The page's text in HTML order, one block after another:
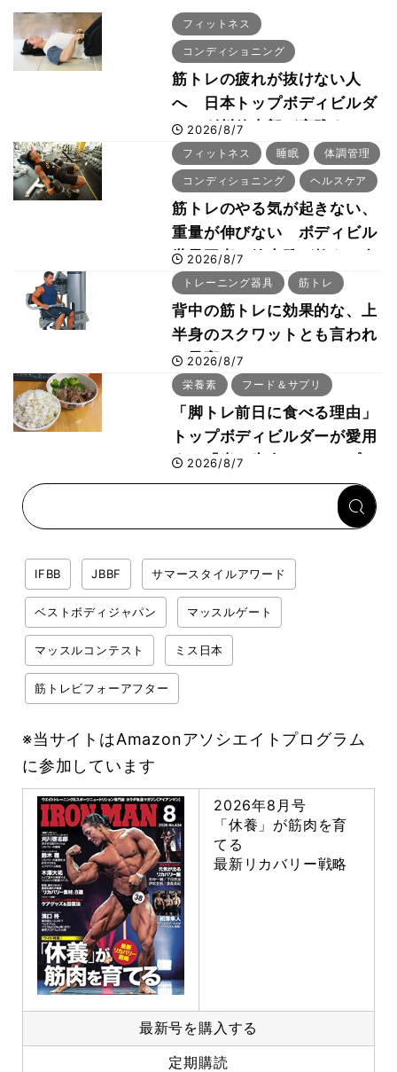
フィットネス
コンディショニング
筋トレの疲れが抜けない人
へ 日本トップボディビルダ
ー・刈川啓志郎が実践する
「回復習慣」
2026/8/7
フィットネス 睡眠 体調管理
コンディショニング ヘルスケア
筋トレのやる気が起きない、
重量が伸びない ボディビル
世界王者・鈴木雅が教える食
事・睡眠・呼吸の整え方
2026/8/7
トレーニング器具 筋トレ
背中の筋トレに効果的な、上
半身のスクワットとも言われ
た最高マシン“ノーチラス・
プルオーバーマシン”とは？
2026/8/7
栄養素 フード＆サプリ
「脚トレ前日に食べる理由」
トップボディビルダーが愛用
する「米＋牛肉」のシンプル
回復メシとは？
2026/8/7
IFBB JBBF サマースタイルアワード
ベストボディジャパン マッスルゲート
マッスルコンテスト ミス日本
筋トレビフォーアフター
※当サイトはAmazonアソシエイトプログラム
に参加しています
2026年8月号
「休養」が筋肉を育
てる
最新リカバリー戦略
最新号を購入する
定期購読